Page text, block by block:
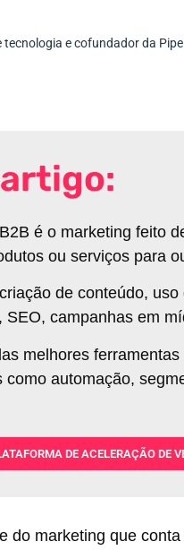
e cofundador da
é o marketing feito
ou serviços para
de conteúdo,
campanhas em
melhores
como automação,
DE ACELERAÇÃO DE
do marketing que